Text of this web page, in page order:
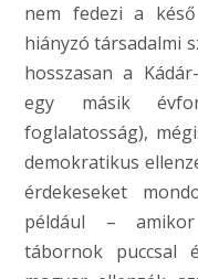
nem fedezi a
hiányzó társadalmi
hosszasan a
egy másik
foglalatosság),
demokratikus
érdekeseket
például – amikor
tábornok puccsal